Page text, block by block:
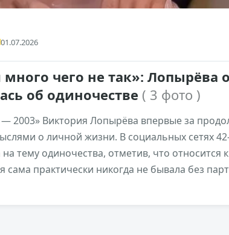
01.07.2026
чего не так»: Лопырёва
об одиночестве ( 3 фото )
2003» Виктория Лопырёва впервые за
о личной жизни. В социальных сетях
тему одиночества, отметив, что относится
сама практически никогда не бывала без